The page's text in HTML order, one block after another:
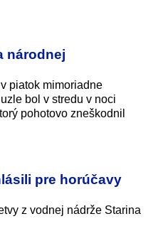
národnej
piatok mimoriadne
bol v stredu v noci
pohotovo zneškodnil
pre horúčavy
z vodnej nádrže Starina